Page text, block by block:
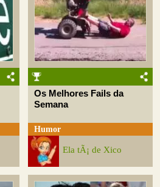
Os Melhores Fails da
Semana
Humor
Ela tÃ¡ de Xico